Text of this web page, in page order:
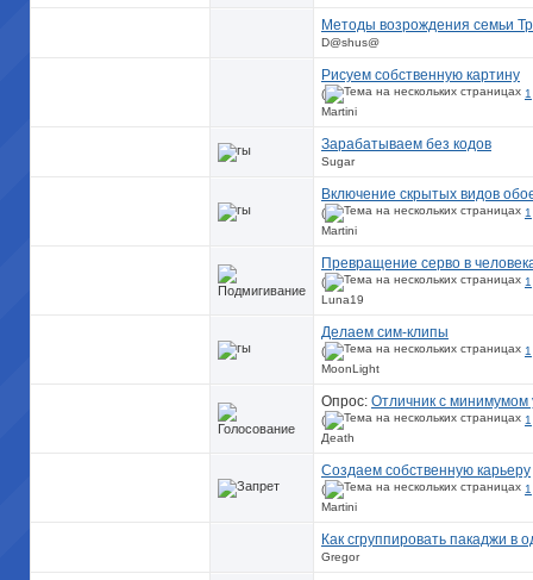
Методы возрождения семьи
D@shus@
Рисуем собственную картину
(
1
Martini
Зарабатываем без кодов
Sugar
Включение скрытых видов
(
1
Martini
Превращение серво в
(
1
Luna19
Делаем сим-клипы
(
1
MoonLight
Опрос: Отличник с минимумом
(
1
Деаth
Создаем собственную карьеру
(
1
Martini
Как сгруппировать пакаджи в
Gregor